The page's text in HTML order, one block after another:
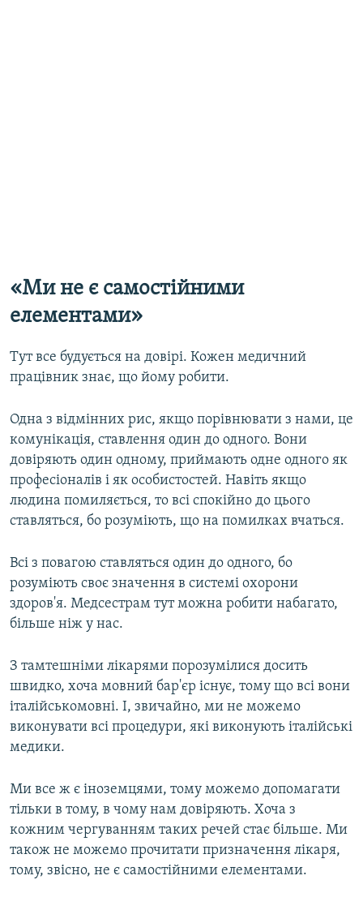
«Ми не є самостійними
елементами»
Тут все будується на довірі. Кожен медичний
працівник знає, що йому робити.
Одна з відмінних рис, якщо порівнювати з нами, це
комунікація, ставлення один до одного. Вони
довіряють один одному, приймають одне одного як
професіоналів і як особистостей. Навіть якщо
людина помиляється, то всі спокійно до цього
ставляться, бо розуміють, що на помилках вчаться.
Всі з повагою ставляться один до одного, бо
розуміють своє значення в системі охорони
здоров'я. Медсестрам тут можна робити набагато,
більше ніж у нас.
З тамтешніми лікарями порозумілися досить
швидко, хоча мовний бар'єр існує, тому що всі вони
італійськомовні. І, звичайно, ми не можемо
виконувати всі процедури, які виконують італійські
медики.
Ми все ж є іноземцями, тому можемо допомагати
тільки в тому, в чому нам довіряють. Хоча з
кожним чергуванням таких речей стає більше. Ми
також не можемо прочитати призначення лікаря,
тому, звісно, не є самостійними елементами.